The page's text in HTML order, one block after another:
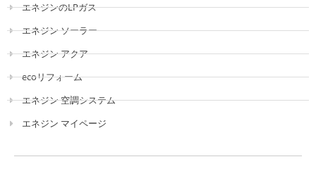
エネジンのLPガス
エネジン ソーラー
エネジン アクア
ecoリフォーム
エネジン 空調システム
エネジン マイページ